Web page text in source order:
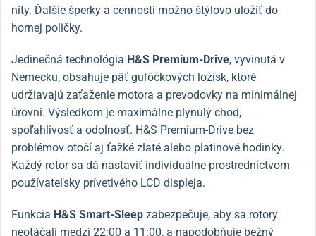
nity. Ďalšie šperky a cennosti možno štýlovo uložiť do
hornej poličky.
Jedinečná technológia H&S Premium-Drive, vyvinutá v
Nemecku, obsahuje päť guľôčkových ložísk, ktoré
udržiavajú zaťaženie motora a prevodovky na minimálnej
úrovni. Výsledkom je maximálne plynulý chod,
spoľahlivosť a odolnosť. H&S Premium-Drive bez
problémov otočí aj ťažké zlaté alebo platinové hodinky.
Každý rotor sa dá nastaviť individuálne prostredníctvom
používateľsky prívetivého LCD displeja.
Funkcia H&S Smart-Sleep zabezpečuje, aby sa rotory
neotáčali medzi 22:00 a 11:00, a napodobňuje bežný